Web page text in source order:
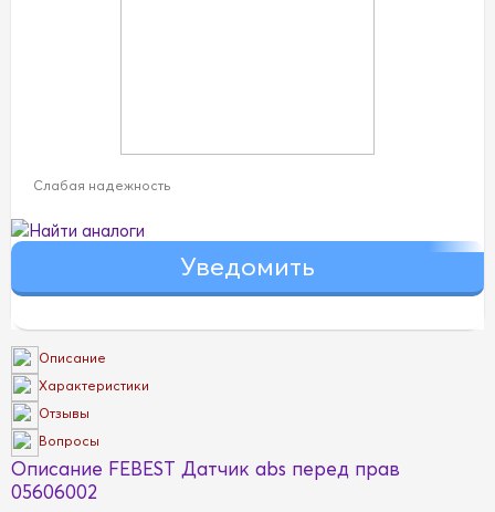
Слабая надежность
Найти аналоги
Описание
Характеристики
Отзывы
Вопросы
Описание FEBEST Датчик abs перед прав
05606002